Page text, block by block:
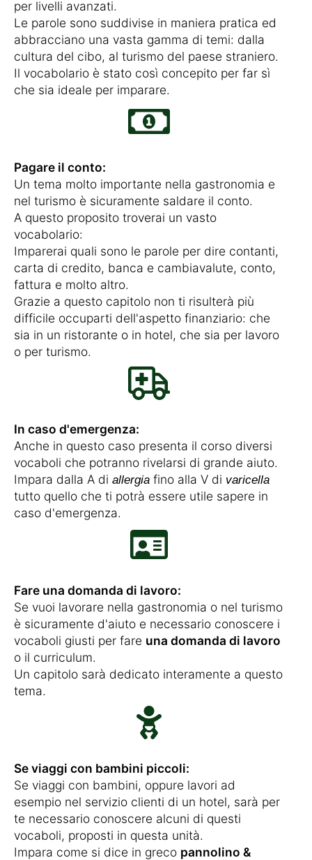
per livelli avanzati.
Le parole sono suddivise in maniera pratica ed
abbracciano una vasta gamma di temi: dalla
cultura del cibo, al turismo del paese straniero.
Il vocabolario è stato così concepito per far sì
che sia ideale per imparare.
Pagare il conto:
Un tema molto importante nella gastronomia e
nel turismo è sicuramente saldare il conto.
A questo proposito troverai un vasto
vocabolario:
Imparerai quali sono le parole per dire contanti,
carta di credito, banca e cambiavalute, conto,
fattura e molto altro.
Grazie a questo capitolo non ti risulterà più
difficile occuparti dell'aspetto finanziario: che
sia in un ristorante o in hotel, che sia per lavoro
o per turismo.
In caso d'emergenza:
Anche in questo caso presenta il corso diversi
vocaboli che potranno rivelarsi di grande aiuto.
Impara dalla A di allergia fino alla V di varicella
tutto quello che ti potrà essere utile sapere in
caso d'emergenza.
Fare una domanda di lavoro:
Se vuoi lavorare nella gastronomia o nel turismo
è sicuramente d'aiuto e necessario conoscere i
vocaboli giusti per fare una domanda di lavoro
o il curriculum.
Un capitolo sarà dedicato interamente a questo
tema.
Se viaggi con bambini piccoli:
Se viaggi con bambini, oppure lavori ad
esempio nel servizio clienti di un hotel, sarà per
te necessario conoscere alcuni di questi
vocaboli, proposti in questa unità.
Impara come si dice in greco pannolino &